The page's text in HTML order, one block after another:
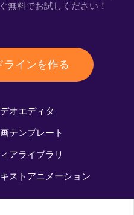
無料でお試しください！
ラインを作る
オエディタ
テンプレート
アライブラリ
ストアニメーション